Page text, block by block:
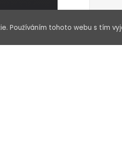
Vaše
Používáním tohoto webu s tím